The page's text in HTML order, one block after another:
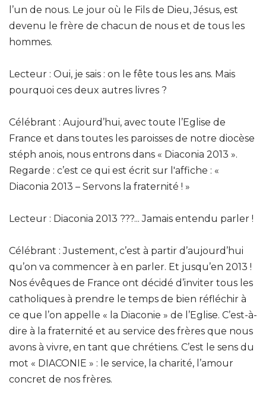
l’un de nous. Le jour où le Fils de Dieu, Jésus, est
devenu le frère de chacun de nous et de tous les
hommes.
Lecteur : Oui, je sais : on le fête tous les ans. Mais
pourquoi ces deux autres livres ?
Célébrant : Aujourd’hui, avec toute l’Eglise de
France et dans toutes les paroisses de notre diocèse
stéph anois, nous entrons dans « Diaconia 2013 ».
Regarde : c’est ce qui est écrit sur l'affiche : «
Diaconia 2013 – Servons la fraternité ! »
Lecteur : Diaconia 2013 ???... Jamais entendu parler !
Célébrant : Justement, c’est à partir d’aujourd’hui
qu’on va commencer à en parler. Et jusqu’en 2013 !
Nos évêques de France ont décidé d’inviter tous les
catholiques à prendre le temps de bien réfléchir à
ce que l’on appelle « la Diaconie » de l’Eglise. C’est-à-
dire à la fraternité et au service des frères que nous
avons à vivre, en tant que chrétiens. C’est le sens du
mot « DIACONIE » : le service, la charité, l’amour
concret de nos frères.